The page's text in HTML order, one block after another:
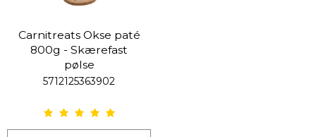
Carnitreats Okse paté
800g - Skærefast
pølse
5712125363902